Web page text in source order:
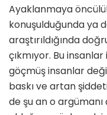
Ayaklanmaya
konuşulduğunda ya
araştırıldığında
çıkmıyor. Bu
göçmüş insanlar
baskı ve artan
de şu an o